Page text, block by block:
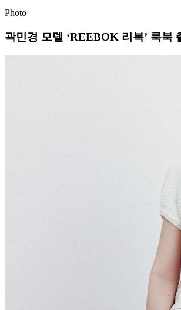
Photo
곽민경 모델 ‘REEBOK 리복’ 룩북